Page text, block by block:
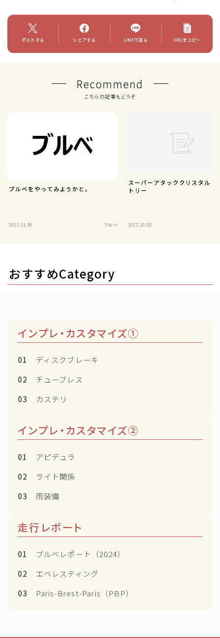
ポストする シェアする LINEで送る URLをコピー
Recommend
こちらの記事もどうぞ
ブルベをやってみようかと。
2011.11.06 ブルベ
スーパーアタッククリスタル
トリー
2012.10.02
おすすめCategory
インプレ・カスタマイズ①
01
ディスクブレーキ
02
チューブレス
03
カステリ
インプレ・カスタマイズ②
01
アピデュラ
02
ライト関係
03
雨装備
走行レポート
01
ブルべレポート（2024）
02
エベレスティング
03
Paris-Brest-Paris（PBP）